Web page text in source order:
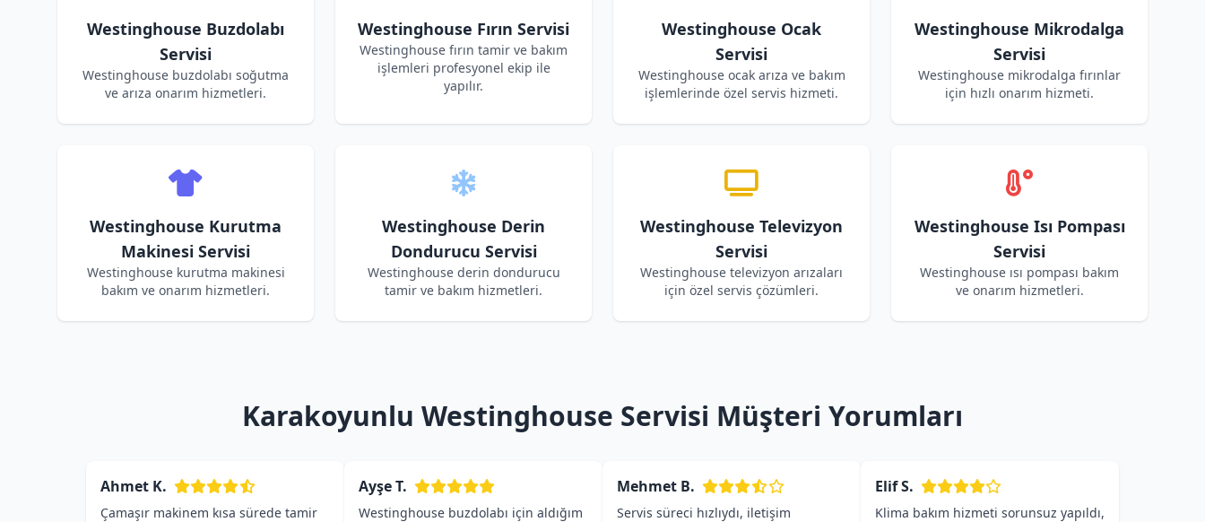
Westinghouse Buzdolabı
Servisi
Westinghouse buzdolabı soğutma
ve arıza onarım hizmetleri.
Westinghouse Fırın Servisi
Westinghouse fırın tamir ve bakım
işlemleri profesyonel ekip ile
yapılır.
Westinghouse Ocak
Servisi
Westinghouse ocak arıza ve bakım
işlemlerinde özel servis hizmeti.
Westinghouse Mikrodalga
Servisi
Westinghouse mikrodalga fırınlar
için hızlı onarım hizmeti.
Westinghouse Kurutma
Makinesi Servisi
Westinghouse kurutma makinesi
bakım ve onarım hizmetleri.
Westinghouse Derin
Dondurucu Servisi
Westinghouse derin dondurucu
tamir ve bakım hizmetleri.
Westinghouse Televizyon
Servisi
Westinghouse televizyon arızaları
için özel servis çözümleri.
Westinghouse Isı Pompası
Servisi
Westinghouse ısı pompası bakım
ve onarım hizmetleri.
Karakoyunlu Westinghouse Servisi Müşteri Yorumları
Ahmet K.
Çamaşır makinem kısa sürede tamir
Ayşe T.
Westinghouse buzdolabı için aldığım
Mehmet B.
Servis süreci hızlıydı, iletişim
Elif S.
Klima bakım hizmeti sorunsuz yapıldı,